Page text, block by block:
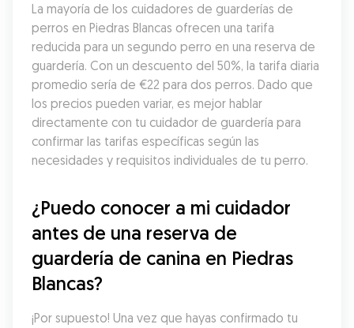
La mayoría de los cuidadores de guarderías de
perros en Piedras Blancas ofrecen una tarifa
reducida para un segundo perro en una reserva de
guardería. Con un descuento del 50%, la tarifa diaria
promedio sería de €22 para dos perros. Dado que
los precios pueden variar, es mejor hablar
directamente con tu cuidador de guardería para
confirmar las tarifas específicas según las
necesidades y requisitos individuales de tu perro.
¿Puedo conocer a mi cuidador
antes de una reserva de
guardería de canina en Piedras
Blancas?
¡Por supuesto! Una vez que hayas confirmado tu